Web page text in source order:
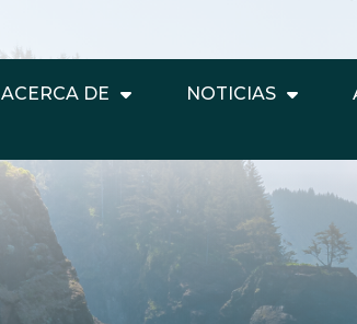
ACERCA DE NOTICIAS